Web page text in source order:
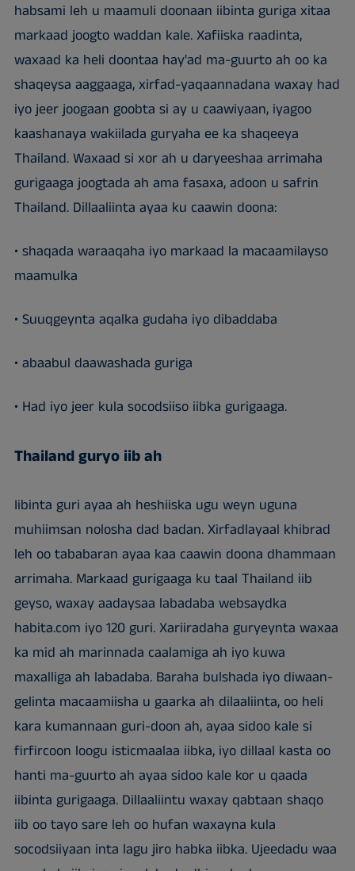
habsami leh u maamuli doonaan iibinta guriga xitaa
markaad joogto waddan kale. Xafiiska raadinta,
waxaad ka heli doontaa hay'ad ma-guurto ah oo ka
shaqeysa aaggaaga, xirfad-yaqaannadana waxay had
iyo jeer joogaan goobta si ay u caawiyaan, iyagoo
kaashanaya wakiilada guryaha ee ka shaqeeya
Thailand. Waxaad si xor ah u daryeeshaa arrimaha
gurigaaga joogtada ah ama fasaxa, adoon u safrin
Thailand. Dillaaliinta ayaa ku caawin doona:
• shaqada waraaqaha iyo markaad la macaamilayso
maamulka
• Suuqgeynta aqalka gudaha iyo dibaddaba
• abaabul daawashada guriga
• Had iyo jeer kula socodsiiso iibka gurigaaga.
Thailand guryo iib ah
Iibinta guri ayaa ah heshiiska ugu weyn uguna
muhiimsan nolosha dad badan. Xirfadlayaal khibrad
leh oo tababaran ayaa kaa caawin doona dhammaan
arrimaha. Markaad gurigaaga ku taal Thailand iib
geyso, waxay aadaysaa labadaba websaydka
habita.com iyo 120 guri. Xariiradaha guryeynta waxaa
ka mid ah marinnada caalamiga ah iyo kuwa
maxalliga ah labadaba. Baraha bulshada iyo diwaan-
gelinta macaamiisha u gaarka ah dilaaliinta, oo heli
kara kumannaan guri-doon ah, ayaa sidoo kale si
firfircoon loogu isticmaalaa iibka, iyo dillaal kasta oo
hanti ma-guurto ah ayaa sidoo kale kor u qaada
iibinta gurigaaga. Dillaaliintu waxay qabtaan shaqo
iib oo tayo sare leh oo hufan waxayna kula
socodsiiyaan inta lagu jiro habka iibka. Ujeedadu waa